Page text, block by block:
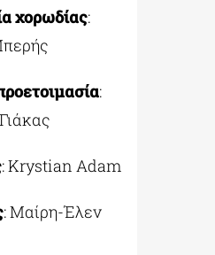
χορωδίας:
:
:Krystian Adam
: Μαίρη-Έλεν